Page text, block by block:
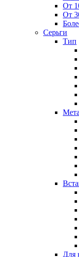
От
От
Серьги
Тип
Для